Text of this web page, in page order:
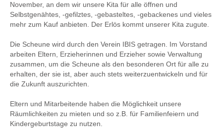
November, an dem wir unsere Kita für alle öffnen und
Selbstgenähtes, -gefilztes, -gebasteltes, -gebackenes und vieles
mehr zum Kauf anbieten. Der Erlös kommt unserer Kita zugute.
Die Scheune wird durch den Verein IBIS getragen. Im Vorstand
arbeiten Eltern, Erzieherinnen und Erzieher sowie Verwaltung
zusammen, um die Scheune als den besonderen Ort für alle zu
erhalten, der sie ist, aber auch stets weiterzuentwickeln und für
die Zukunft auszurichten.
Eltern und Mitarbeitende haben die Möglichkeit unsere
Räumlichkeiten zu mieten und so z.B. für Familienfeiern und
Kindergeburtstage zu nutzen.